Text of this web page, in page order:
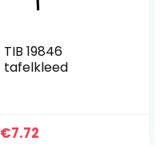
TIB 19846
tafelkleed
€7.72